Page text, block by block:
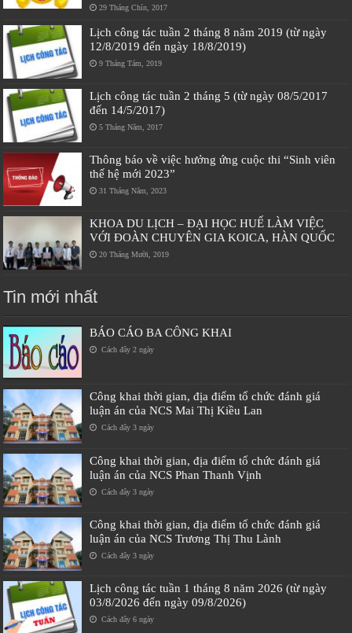
29 Tháng Chín, 2017
Lịch công tác tuần 2 tháng 8 năm 2019 (từ ngày
12/8/2019 đến ngày 18/8/2019)
9 Tháng Tám, 2019
Lịch công tác tuần 2 tháng 5 (từ ngày 08/5/2017
đến 14/5/2017)
5 Tháng Năm, 2017
Thông báo về việc hưởng ứng cuộc thi “Sinh viên
thế hệ mới 2023”
31 Tháng Năm, 2023
KHOA DU LỊCH – ĐẠI HỌC HUẾ LÀM VIỆC
VỚI ĐOÀN CHUYÊN GIA KOICA, HÀN QUỐC
20 Tháng Mười, 2019
Tin mới nhất
BÁO CÁO BA CÔNG KHAI
Cách đây 2 ngày
Công khai thời gian, địa điểm tổ chức đánh giá
luận án của NCS Mai Thị Kiều Lan
Cách đây 3 ngày
Công khai thời gian, địa điểm tổ chức đánh giá
luận án của NCS Phan Thanh Vịnh
Cách đây 3 ngày
Công khai thời gian, địa điểm tổ chức đánh giá
luận án của NCS Trương Thị Thu Lành
Cách đây 3 ngày
Lịch công tác tuần 1 tháng 8 năm 2026 (từ ngày
03/8/2026 đến ngày 09/8/2026)
Cách đây 6 ngày